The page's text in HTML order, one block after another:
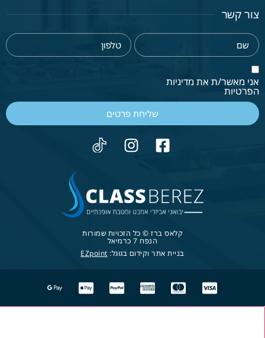
צור קשר
אני מאשר/ת את מדיניות
הפרטיות
שליחת פרטים
קלאס ברז © כל הזכויות שמורות
הנפח 7 כרמיאל
בניית אתר וקידום בגוגל: EZpoint